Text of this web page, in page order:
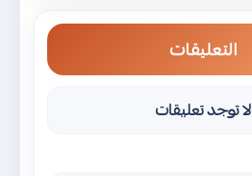
التعليقات
لا توجد تعليقات